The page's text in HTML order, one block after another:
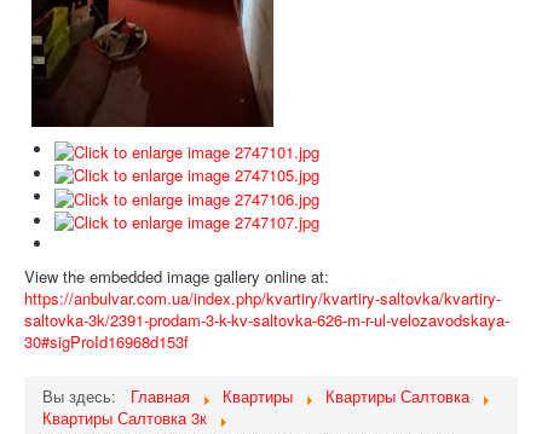
View the embedded image gallery online at:
https://anbulvar.com.ua/index.php/kvartiry/kvartiry-saltovka/kvartiry-
saltovka-3k/2391-prodam-3-k-kv-saltovka-626-m-r-ul-velozavodskaya-
30#sigProId16968d153f
Вы здесь: Главная Квартиры
Квартиры Салтовка
Квартиры Салтовка 3к